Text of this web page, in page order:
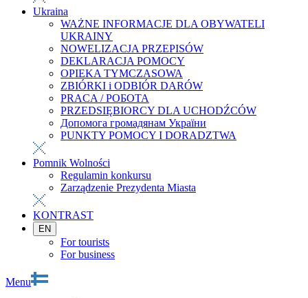
Ukraina
WAŻNE INFORMACJE DLA OBYWATELI
UKRAINY
NOWELIZACJA PRZEPISÓW
DEKLARACJA POMOCY
OPIEKA TYMCZASOWA
ZBIÓRKI i ODBIÓR DARÓW
PRACA / РОБОТА
PRZEDSIĘBIORCY DLA UCHODŹCÓW
Допомога громадянам України
PUNKTY POMOCY I DORADZTWA
Pomnik Wolności
Regulamin konkursu
Zarządzenie Prezydenta Miasta
KONTRAST
EN
For tourists
For business
Menu